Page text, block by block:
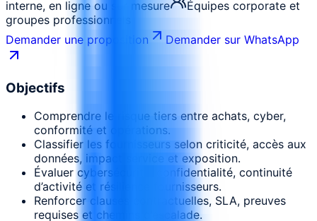
interne, en ligne ou sur mesure
Équipes corporate et
groupes professionnels
Demander une proposition
Demander sur WhatsApp
Objectifs
Comprendre le risque tiers entre achats, cyber,
conformité et opérations.
Classifier les fournisseurs selon criticité, accès aux
données, impact service et exposition.
Évaluer cybersécurité, confidentialité, continuité
d’activité et résilience fournisseurs.
Renforcer clauses contractuelles, SLA, preuves
requises et chemins d’escalade.